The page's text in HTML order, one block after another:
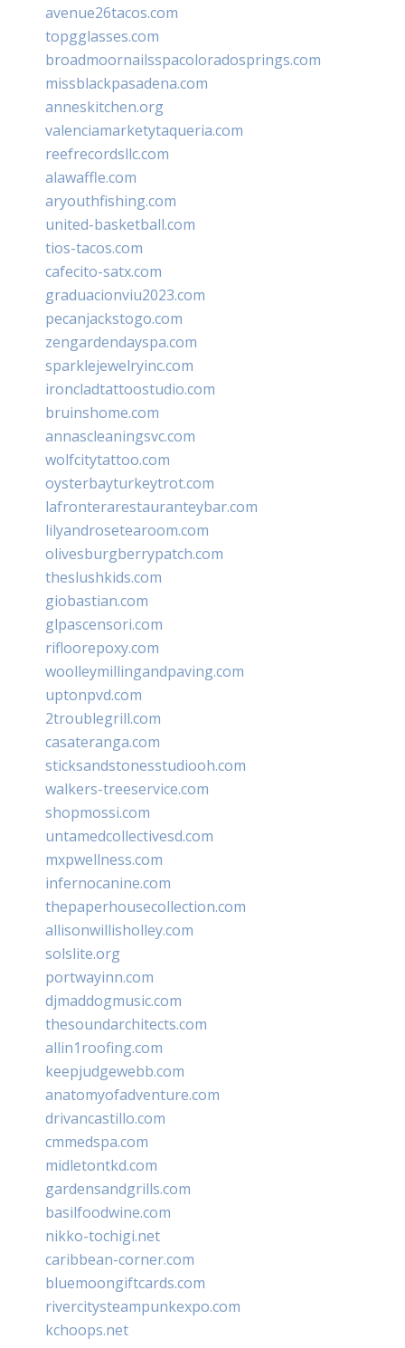
avenue26tacos.com
topgglasses.com
broadmoornailsspacoloradosprings.com
missblackpasadena.com
anneskitchen.org
valenciamarketytaqueria.com
reefrecordsllc.com
alawaffle.com
aryouthfishing.com
united-basketball.com
tios-tacos.com
cafecito-satx.com
graduacionviu2023.com
pecanjackstogo.com
zengardendayspa.com
sparklejewelryinc.com
ironcladtattoostudio.com
bruinshome.com
annascleaningsvc.com
wolfcitytattoo.com
oysterbayturkeytrot.com
lafronterarestauranteybar.com
lilyandrosetearoom.com
olivesburgberrypatch.com
theslushkids.com
giobastian.com
glpascensori.com
rifloorepoxy.com
woolleymillingandpaving.com
uptonpvd.com
2troublegrill.com
casateranga.com
sticksandstonesstudiooh.com
walkers-treeservice.com
shopmossi.com
untamedcollectivesd.com
mxpwellness.com
infernocanine.com
thepaperhousecollection.com
allisonwillisholley.com
solslite.org
portwayinn.com
djmaddogmusic.com
thesoundarchitects.com
allin1roofing.com
keepjudgewebb.com
anatomyofadventure.com
drivancastillo.com
cmmedspa.com
midletontkd.com
gardensandgrills.com
basilfoodwine.com
nikko-tochigi.net
caribbean-corner.com
bluemoongiftcards.com
rivercitysteampunkexpo.com
kchoops.net